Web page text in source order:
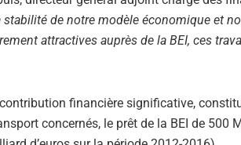
stabilité de notre modèle économique et
attractives auprès de la BEI, ces
financière significative,
concernés, le prêt de la BEI de 500